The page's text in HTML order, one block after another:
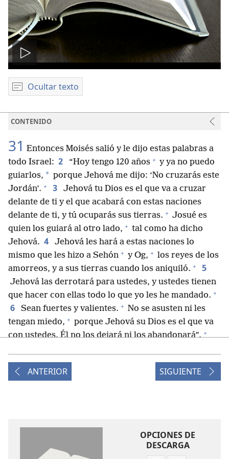
Reproducir
video
Ocultar texto
CONTENIDO
31 Entonces Moisés salió y le dijo estas palabras a
todo Israel: 2 “Hoy tengo 120 años + y ya no puedo
guiarlos, * porque Jehová me dijo: ‘No cruzarás este
Jordán’. + 3
Jehová tu Dios es el que va a cruzar
delante de ti y el que acabará con estas naciones
delante de ti, y tú ocuparás sus tierras. + Josué es
quien los guiará al otro lado, + tal como ha dicho
Jehová. 4
Jehová les hará a estas naciones lo
mismo que les hizo a Sehón + y Og, + los reyes de los
amorreos, y a sus tierras cuando los aniquiló. + 5
Jehová las derrotará para ustedes, y ustedes tienen
que hacer con ellas todo lo que yo les he mandado. +
6 Sean fuertes y valientes. + No se asusten ni les
tengan miedo, + porque Jehová su Dios es el que va
con ustedes. Él no los dejará ni los abandonará”. +
ojos de todo Israel: “Sé fuerte y valiente,
porque
eres tú quien llevará a este pueblo a la tierra que
abandonará. No tengas miedo ni te aterrorices”.
Entonces Moisés escribió esta Ley + y se la dio a
los sacerdotes levitas que llevaban el arca del pacto
ANTERIOR SIGUIENTE
OPCIONES DE
DESCARGA